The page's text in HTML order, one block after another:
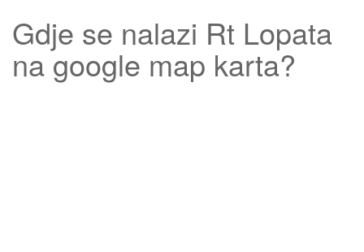
Gdje se nalazi Rt Lopata
na google map karta?